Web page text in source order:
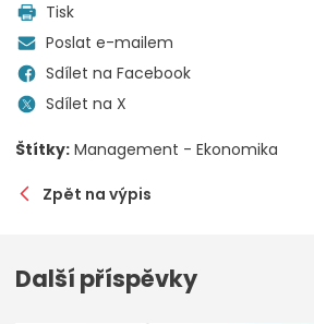
Tisk
Poslat e-mailem
Sdílet na Facebook
Sdílet na X
Štítky: Management - Ekonomika
Zpět na výpis
Další příspěvky